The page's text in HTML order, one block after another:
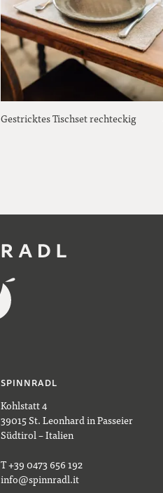
Gestricktes Tischset rechteckig
SPINNRADL
Kohlstatt 4
39015 St. Leonhard in Passeier
Südtirol – Italien
T +39 0473 656 192
info@spinnradl.it